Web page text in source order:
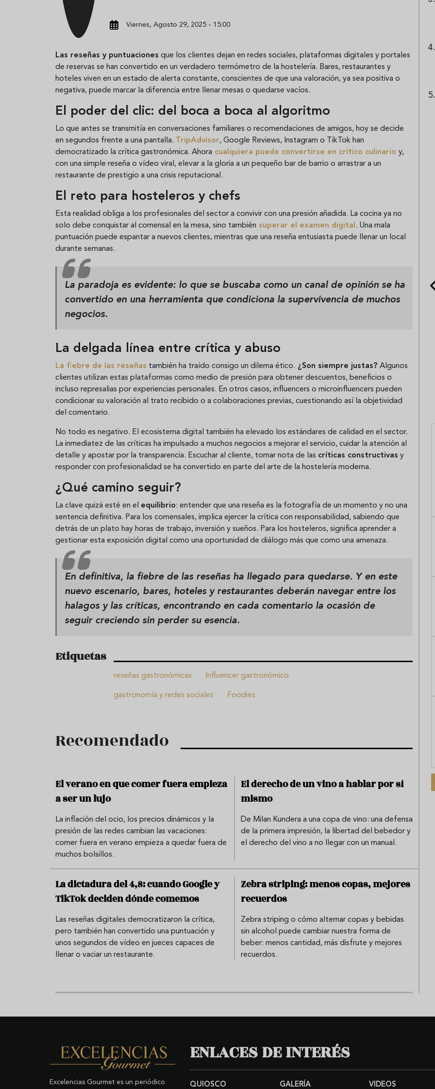
Viernes, Agosto 29, 2025 - 15:00
Las reseñas y puntuaciones que los clientes dejan en redes sociales, plataformas digitales y portales
de reservas se han convertido en un verdadero termómetro de la hostelería. Bares, restaurantes y
hoteles viven en un estado de alerta constante, conscientes de que una valoración, ya sea positiva o
negativa, puede marcar la diferencia entre llenar mesas o quedarse vacíos.
El poder del clic: del boca a boca al algoritmo
Lo que antes se transmitía en conversaciones familiares o recomendaciones de amigos, hoy se decide
en segundos frente a una pantalla. TripAdvisor, Google Reviews, Instagram o TikTok han
democratizado la crítica gastronómica. Ahora cualquiera puede convertirse en crítico culinario y,
con una simple reseña o vídeo viral, elevar a la gloria a un pequeño bar de barrio o arrastrar a un
restaurante de prestigio a una crisis reputacional.
El reto para hosteleros y chefs
Esta realidad obliga a los profesionales del sector a convivir con una presión añadida. La cocina ya no
solo debe conquistar al comensal en la mesa, sino también superar el examen digital . Una mala
puntuación puede espantar a nuevos clientes, mientras que una reseña entusiasta puede llenar un local
durante semanas.
La paradoja es evidente: lo que se buscaba como un canal de opinión se ha
convertido en una herramienta que condiciona la supervivencia de muchos
negocios.
La delgada línea entre crítica y abuso
La fiebre de las reseñas también ha traído consigo un dilema ético. ¿Son siempre justas? Algunos
clientes utilizan estas plataformas como medio de presión para obtener descuentos, beneficios o
incluso represalias por experiencias personales. En otros casos, influencers o microinfluencers pueden
condicionar su valoración al trato recibido o a colaboraciones previas, cuestionando así la objetividad
del comentario.
No todo es negativo. El ecosistema digital también ha elevado los estándares de calidad en el sector.
La inmediatez de las críticas ha impulsado a muchos negocios a mejorar el servicio, cuidar la atención al
detalle y apostar por la transparencia. Escuchar al cliente, tomar nota de las críticas constructivas y
responder con profesionalidad se ha convertido en parte del arte de la hostelería moderna.
¿Qué camino seguir?
La clave quizá esté en el equilibrio: entender que una reseña es la fotografía de un momento y no una
sentencia definitiva. Para los comensales, implica ejercer la crítica con responsabilidad, sabiendo que
detrás de un plato hay horas de trabajo, inversión y sueños. Para los hosteleros, significa aprender a
gestionar esta exposición digital como una oportunidad de diálogo más que como una amenaza.
En definitiva, la fiebre de las reseñas ha llegado para quedarse. Y en este
nuevo escenario, bares, hoteles y restaurantes deberán navegar entre los
halagos y las críticas, encontrando en cada comentario la ocasión de
seguir creciendo sin perder su esencia.
Etiquetas
reseñas gastronómicas Influencer gastronómico
gastronomía y redes sociales Foodies
Recomendado
El verano en que comer fuera empieza
a ser un lujo
La inflación del ocio, los precios dinámicos y la
presión de las redes cambian las vacaciones:
comer fuera en verano empieza a quedar fuera de
muchos bolsillos.
El derecho de un vino a hablar por sí
mismo
De Milan Kundera a una copa de vino: una defensa
de la primera impresión, la libertad del bebedor y
el derecho del vino a no llegar con un manual.
La dictadura del 4,8: cuando Google y
TikTok deciden dónde comemos
Las reseñas digitales democratizaron la crítica,
pero también han convertido una puntuación y
unos segundos de vídeo en jueces capaces de
llenar o vaciar un restaurante.
Zebra striping: menos copas, mejores
recuerdos
Zebra striping o cómo alternar copas y bebidas
sin alcohol puede cambiar nuestra forma de
beber: menos cantidad, más disfrute y mejores
recuerdos.
Excelencias Gourmet es un periódico
ENLACES DE INTERÉS
QUIOSCO GALERÍA VIDEOS